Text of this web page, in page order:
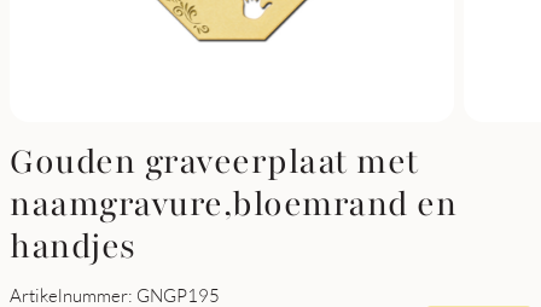
Gouden graveerplaat met
naamgravure,bloemrand en
handjes
Artikelnummer: GNGP195